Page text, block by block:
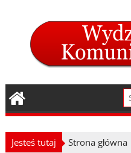
Jesteś tutaj Strona główna